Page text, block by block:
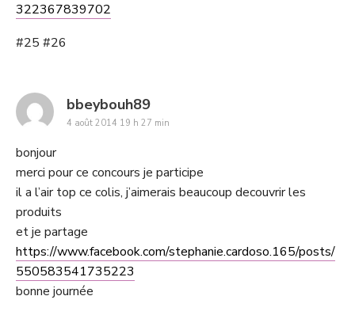
322367839702
#25 #26
bbeybouh89says:
4 août 2014 19 h 27 min
bonjour
merci pour ce concours je participe
il a l’air top ce colis, j’aimerais beaucoup decouvrir les
produits
et je partage
https://www.facebook.com/stephanie.cardoso.165/posts/
550583541735223
bonne journée